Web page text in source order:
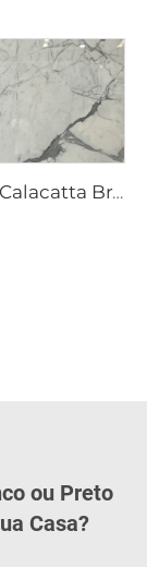
Calacatta Branco Mármore de Pedra Natural com Veio e Padrão Cinzento
ou Preto
Casa?